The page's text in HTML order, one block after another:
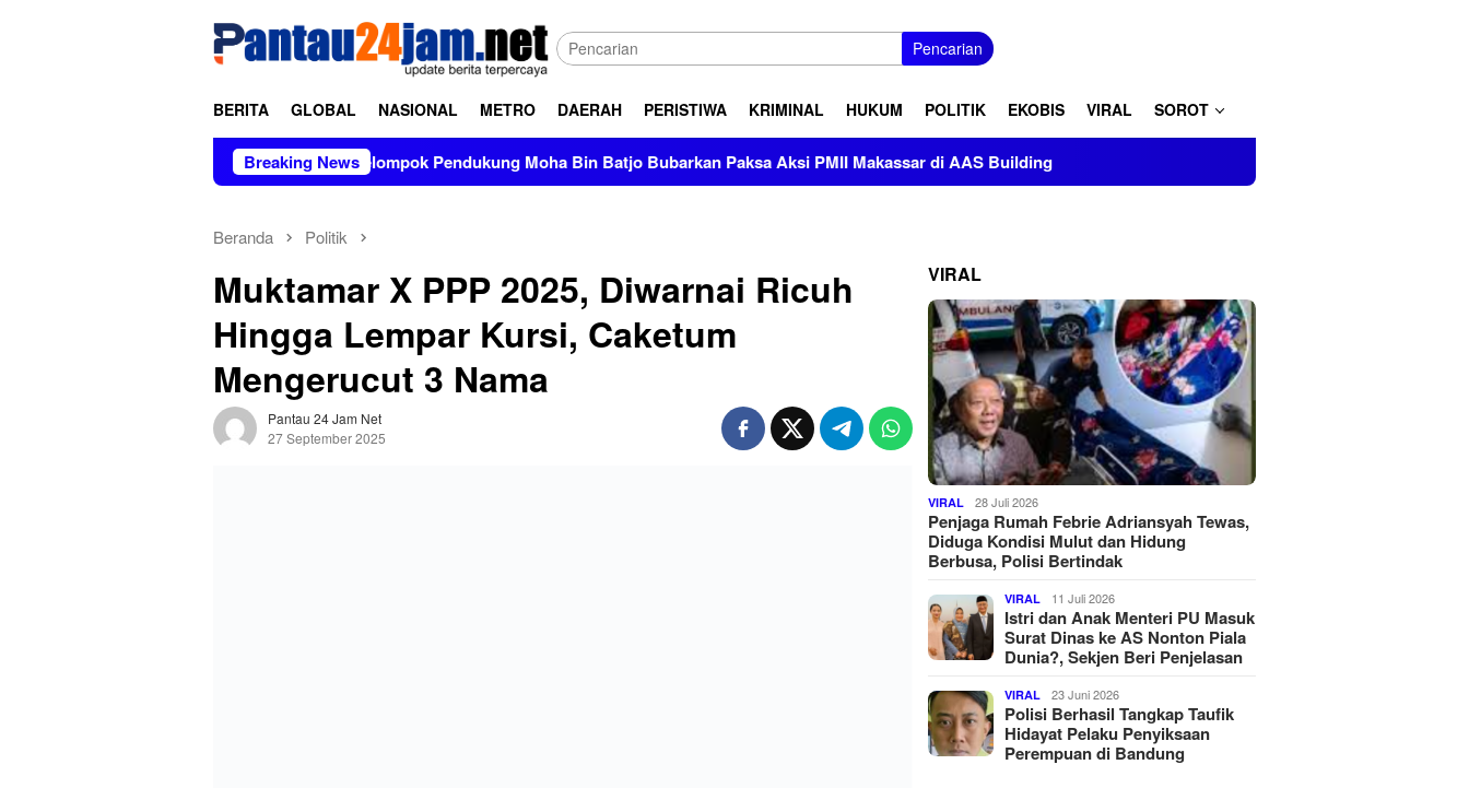
Pencarian
BERITA GLOBAL NASIONAL METRO DAERAH PERISTIWA KRIMINAL HUKUM POLITIK EKOBIS VIRAL SOROT
Breaking News
Kelompok Pendukung Moha Bin Batjo Bubarkan Paksa Aksi PMII Makassar di AAS Building
Beranda Politik
Muktamar X PPP 2025, Diwarnai Ricuh
Hingga Lempar Kursi, Caketum
Mengerucut 3 Nama
Pantau 24 Jam Net
27 September 2025
VIRAL
VIRAL 28 Juli 2026
Penjaga Rumah Febrie Adriansyah Tewas,
Diduga Kondisi Mulut dan Hidung
Berbusa, Polisi Bertindak
VIRAL 11 Juli 2026
Istri dan Anak Menteri PU Masuk
Surat Dinas ke AS Nonton Piala
Dunia?, Sekjen Beri Penjelasan
VIRAL 23 Juni 2026
Polisi Berhasil Tangkap Taufik
Hidayat Pelaku Penyiksaan
Perempuan di Bandung